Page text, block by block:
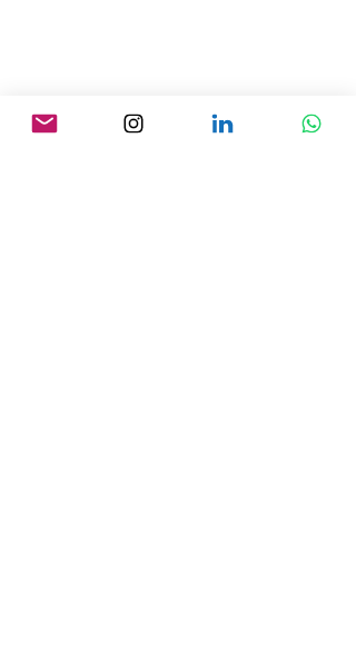
¡Presiona el botón de consulta y